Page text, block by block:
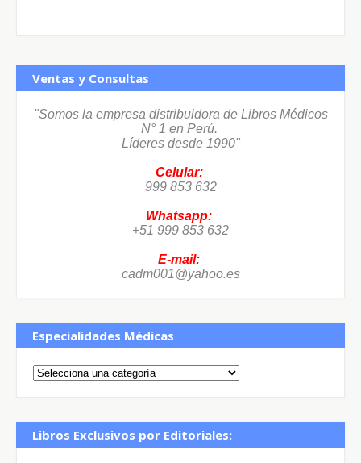
Ventas y Consultas
"Somos la empresa distribuidora de Libros Médicos
N° 1 en Perú.
Líderes desde 1990"
Celular:
999 853 632
Whatsapp:
+51 999 853 632
E-mail:
cadm001@yahoo.es
Especialidades Médicas
Libros Exclusivos por Editoriales: